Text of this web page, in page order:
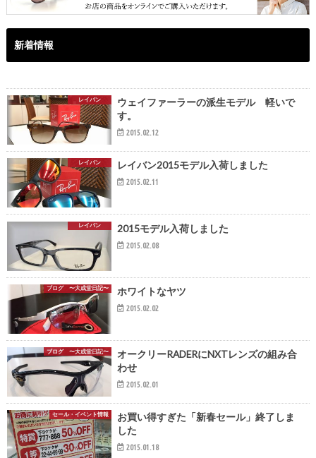
新着情報
レイバン
ウェイファーラーの派生モデル 軽いで
す。
2015.02.12
レイバン レイバン2015モデル入荷しました
2015.02.11
レイバン 2015モデル入荷しました
2015.02.08
ブログ 〜大成堂日記〜 ホワイトなヤツ
2015.02.02
ブログ 〜大成堂日記〜
オークリーRADERにNXTレンズの組み合
わせ
2015.02.01
セール・イベント情報
お買い得すぎた「新春セール」終了しま
した
2015.01.18